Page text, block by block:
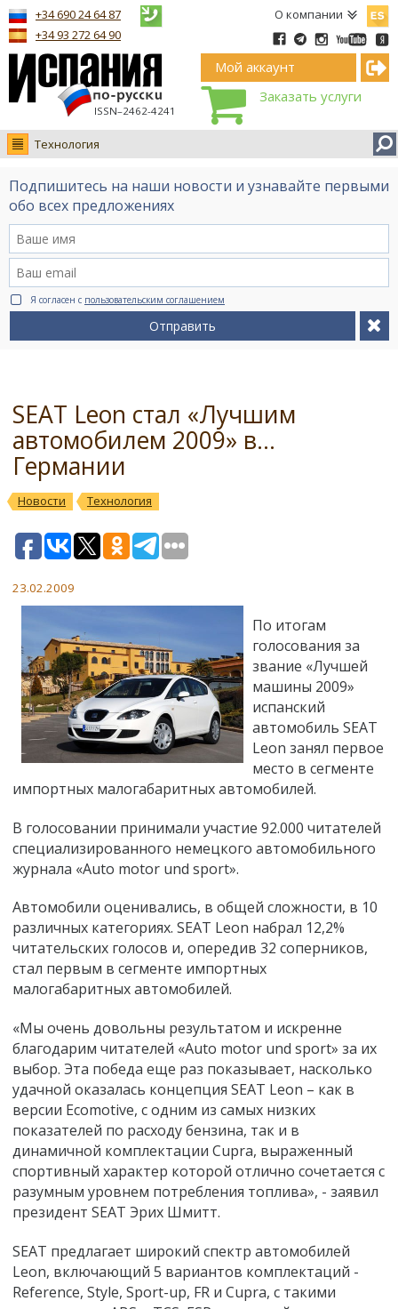
О компании
ISSN–2462-4241
+34 690 24 64 87
+34 93 272 64 90
Мой аккаунт
Заказать услуги
Технология
Новости
Интервью
Видео Ruso.TV
BCN life
Сервис на немецком
Подпишитесь на наши новости и узнавайте первыми
обо всех предложениях
Я согласен с пользовательским соглашением
Отправить
SEAT Leon стал «Лучшим
автомобилем 2009» в...
Германии
Новости Технология
23.02.2009
По итогам
голосования за
звание «Лучшей
машины 2009»
испанский
автомобиль SEAT
Leon занял первое
место в сегменте
импортных малогабаритных автомобилей.
В голосовании принимали участие 92.000 читателей
специализированного немецкого автомобильного
журнала «Auto motor und sport».
Автомобили оценивались, в общей сложности, в 10
различных категориях. SEAT Leon набрал 12,2%
читательских голосов и, опередив 32 соперников,
стал первым в сегменте импортных
малогабаритных автомобилей.
«Мы очень довольны результатом и искренне
благодарим читателей «Auto motor und sport» за их
выбор. Эта победа еще раз показывает, насколько
удачной оказалась концепция SEAT Leon – как в
версии Ecomotive, c одним из самых низких
показателей по расходу бензина, так и в
динамичной комплектации Cupra, выраженный
спортивный характер которой отлично сочетается с
разумным уровнем потребления топлива», - заявил
президент SEAT Эрих Шмитт.
SEAT предлагает широкий спектр автомобилей
Leon, включающий 5 вариантов комплектаций -
Reference, Style, Sport-up, FR и Cupra, с такими